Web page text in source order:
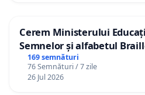
Cerem Ministerului
Semnelor și alfabetul
Republica Moldova!
169 semnături
76 Semnături / 7 zile
26 Jul 2026